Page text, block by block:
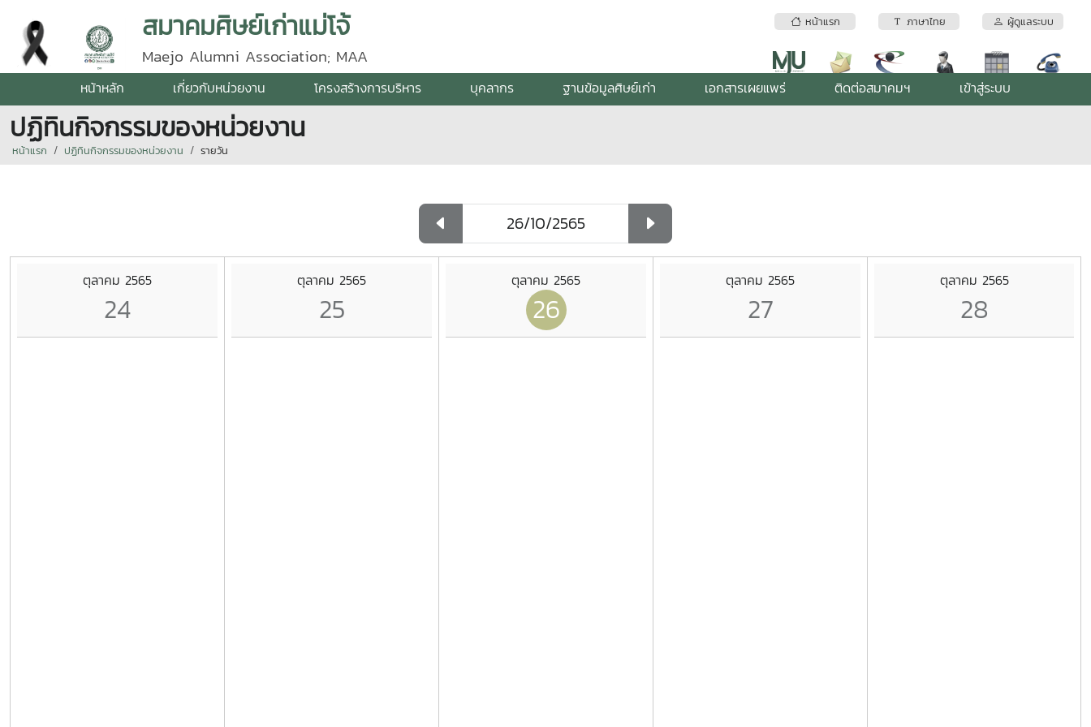
หน้าแรก ภาษาไทย ผู้ดูแลระบบ
สมาคมศิษย์เก่าแม่โจ้
Maejo Alumni Association; MAA
หน้าหลัก เกี่ยวกับหน่วยงาน โครงสร้างการบริหาร บุคลากร ฐานข้อมูลศิษย์เก่า เอกสารเผยแพร่ ติดต่อสมาคมฯ เข้าสู่ระบบ
ปฏิทินกิจกรรมของหน่วยงาน
หน้าแรก ปฏิทินกิจกรรมของหน่วยงาน รายวัน
ตุลาคม 2565
24
ตุลาคม 2565
25
ตุลาคม 2565
26
ตุลาคม 2565
27
ตุลาคม 2565
28